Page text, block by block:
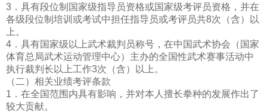
3．具有段位制国家级指导员资格或国家级考评员资格，并在
各级段位制培训或考试中担任指导员或考评员共8次（含）以
上。
4．具有国家级以上武术裁判员称号，在中国武术协会（国家
体育总局武术运动管理中心）主办的全国性武术赛事活动中
执行裁判长以上工作3次（含）以上。
（二）相关业绩考评条款
1．在全国范围内具有影响，并对本人擅长拳种的发展作出了
较大贡献。